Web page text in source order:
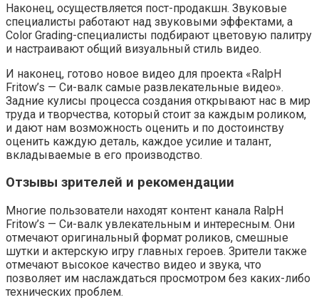
Наконец, осуществляется пост-продакшн. Звуковые
специалисты работают над звуковыми эффектами, а
Color Grading-специалисты подбирают цветовую палитру
и настраивают общий визуальный стиль видео.
И наконец, готово новое видео для проекта «RalpH
Fritow’s — Си-валк самые развлекательные видео».
Задние кулисы процесса создания открывают нас в мир
труда и творчества, который стоит за каждым роликом,
и дают нам возможность оценить и по достоинству
оценить каждую деталь, каждое усилие и талант,
вкладываемые в его производство.
Отзывы зрителей и рекомендации
Многие пользователи находят контент канала RalpH
Fritow’s — Си-валк увлекательным и интересным. Они
отмечают оригинальный формат роликов, смешные
шутки и актерскую игру главных героев. Зрители также
отмечают высокое качество видео и звука, что
позволяет им наслаждаться просмотром без каких-либо
технических проблем.